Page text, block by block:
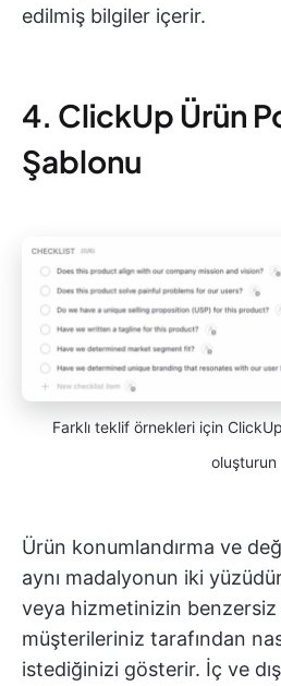
edilmiş bilgiler içerir.
4. ClickUp Ürün
Şablonu
Farklı teklif örnekleri için
oluşturun
Ürün konumlandırma ve
aynı madalyonun iki
veya hizmetinizin
müşterileriniz tarafından
istediğinizi gösterir. İç ve